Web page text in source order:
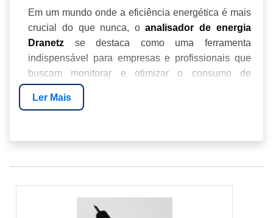
Em um mundo onde a eficiência energética é mais
crucial do que nunca, oanalisador de energia
Dranetz se destaca como uma ferramenta
indispensável para empresas e profissionais que
buscam monitorar e otimizar o consumo de
energia. Este guia completo promete desvendar
tudo sobre os analisadores Dranetz, oferecendo
CARACTERÍSTICAS PRINCIPAIS
Ler Mais